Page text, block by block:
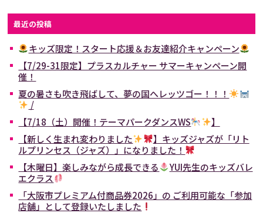
最近の投稿
キッズ限定！スタート応援＆お友達紹介キャンペーン
【7/29-31限定】プラスカルチャー サマーキャンペーン開
催！
夏の暑さも吹き飛ばして、夢の国へレッツゴー！！！
/
【7/18（土）開催！テーマパークダンスWS
】
【新しく生まれ変わりました
】キッズジャズが「リト
ルプリンセス（ジャズ）」になりました！
【木曜日】楽しみながら成長できる
YUI先生のキッズバレ
エクラス
「大阪市プレミアム付商品券2026」の ご利用可能な「参加
店舗」として登録いたしました